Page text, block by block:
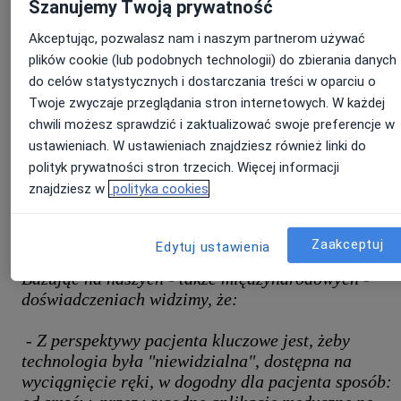
przedpłat, opłat za rezerwacje (w tym dla wybranych grup
wystawienie recepty - co dodatkowo upraszcza kontakt z
pacjentem i uwalnia czas specjalisty.
Jak technologia pomaga
redukować liczbę nieobecności
pacjentów?
funkcjonowanie placówki i komfort pacjenta - i to bez wstępnych
Bazując na naszych - także międzynarodowych -
doświadczeniach widzimy, że:
- Z perspektywy pacjenta kluczowe jest, żeby
technologia była "niewidzialna", dostępna na
wyciągnięcie ręki, w dogodny dla pacjenta sposób:
Szanujemy Twoją prywatność
Akceptując, pozwalasz nam i naszym partnerom używać
plików cookie (lub podobnych technologii) do zbierania danych
do celów statystycznych i dostarczania treści w oparciu o
Twoje zwyczaje przeglądania stron internetowych. W każdej
chwili możesz sprawdzić i zaktualizować swoje preferencje w
ustawieniach. W ustawieniach znajdziesz również linki do
polityk prywatności stron trzecich. Więcej informacji
znajdziesz w polityka cookies
Edytuj ustawienia Zaakceptuj